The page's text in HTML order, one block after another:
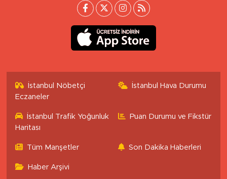
İstanbul Nöbetçi
Eczaneler
İstanbul Hava Durumu
İstanbul Trafik Yoğunluk
Haritası
Puan Durumu ve Fikstür
Tüm Manşetler Son Dakika Haberleri
Haber Arşivi